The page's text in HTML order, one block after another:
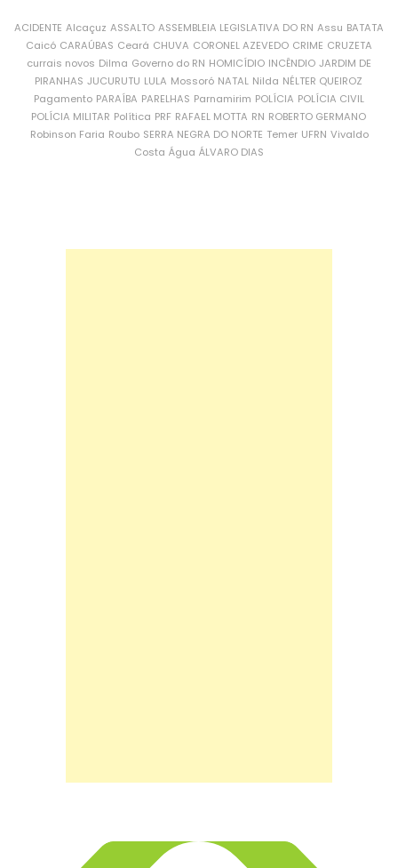
ACIDENTE Alcaçuz ASSALTO ASSEMBLEIA LEGISLATIVA DO RN Assu BATATA
Caicó CARAÚBAS Ceará CHUVA CORONEL AZEVEDO CRIME CRUZETA
currais novos Dilma Governo do RN HOMICÍDIO INCÊNDIO JARDIM DE
PIRANHAS JUCURUTU LULA Mossoró NATAL Nilda NÉLTER QUEIROZ
Pagamento PARAÍBA PARELHAS Parnamirim POLÍCIA POLÍCIA CIVIL
POLÍCIA MILITAR Política PRF RAFAEL MOTTA RN ROBERTO GERMANO
Robinson Faria Roubo SERRA NEGRA DO NORTE Temer UFRN Vivaldo
Costa Água ÁLVARO DIAS